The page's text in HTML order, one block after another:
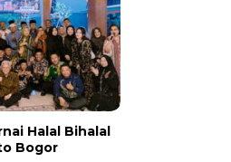
Halal Bihalal
Bogor